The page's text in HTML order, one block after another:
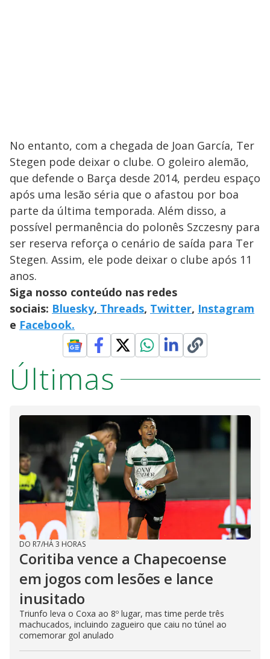
No entanto, com a chegada de Joan García, Ter
Stegen pode deixar o clube. O goleiro alemão,
que defende o Barça desde 2014, perdeu espaço
após uma lesão séria que o afastou por boa
parte da última temporada. Além disso, a
possível permanência do polonês Szczesny para
ser reserva reforça o cenário de saída para Ter
Stegen. Assim, ele pode deixar o clube após 11
anos.
Siga nosso conteúdo nas redes
sociais: Bluesky, Threads, Twitter, Instagram
e Facebook.
Últimas
DO R7/HÁ 3 HORAS
Coritiba vence a Chapecoense
em jogos com lesões e lance
inusitado
Triunfo leva o Coxa ao 8º lugar, mas time perde três
machucados, incluindo zagueiro que caiu no túnel ao
comemorar gol anulado